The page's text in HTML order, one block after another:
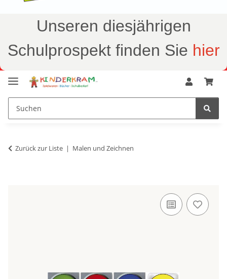
Unseren diesjährigen
Schulprospekt finden Sie hier
Zurück zur Liste Malen und Zeichnen